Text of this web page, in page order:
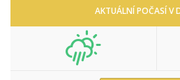
AKTUÁLNÍ POČASÍ V